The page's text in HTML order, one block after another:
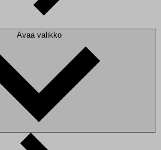
Avaa valikko